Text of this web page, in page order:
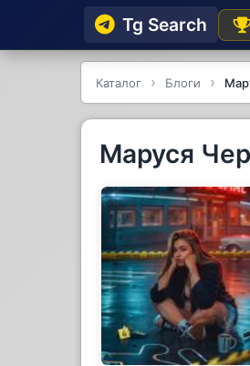
Tg Searсh
Каталог Блоги
Маруся